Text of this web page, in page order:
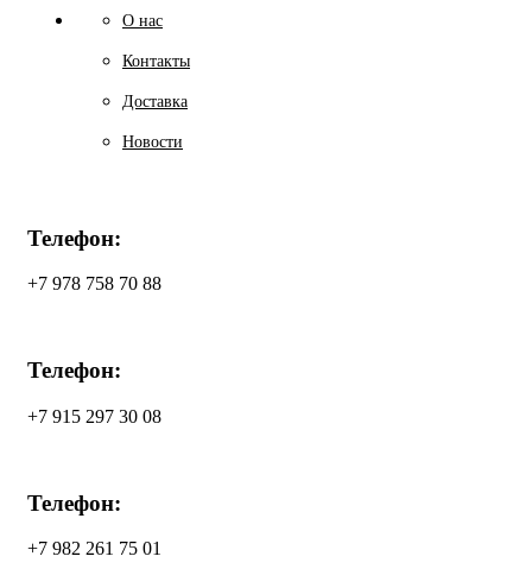
О нас
Контакты
Доставка
Новости
Телефон:
+7 978 758 70 88
Телефон:
+7 915 297 30 08
Телефон:
+7 982 261 75 01